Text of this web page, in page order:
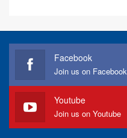
Facebook
Join us on Facebook
Youtube
Join us on Youtube